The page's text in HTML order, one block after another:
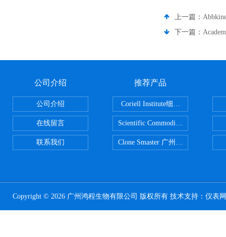
上一篇：
下一篇：
公司介绍
公司介绍
在线留言
联系我们
推荐产品
Scientific CommoditiesPE管 广州
Clone Smaster 广州鸿程代理
Copyright © 2026 广州鸿程生物有限公司 版权所有 技术支持： 仪表网